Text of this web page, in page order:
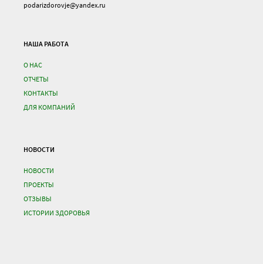
podarizdorovje@yandex.ru
НАША РАБОТА
О НАС
ОТЧЕТЫ
КОНТАКТЫ
ДЛЯ КОМПАНИЙ
НОВОСТИ
НОВОСТИ
ПРОЕКТЫ
ОТЗЫВЫ
ИСТОРИИ ЗДОРОВЬЯ